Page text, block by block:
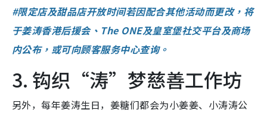
#限定店及甜品店开放时间若因配合其他活动而更改，将
于姜涛香港后援会、The ONE及皇室堡社交平台及商场
内公布，或可向顾客服务中心查询。
3. 钩织“涛”梦慈善工作坊
另外，每年姜涛生日，姜糖们都会为小姜姜、小涛涛公